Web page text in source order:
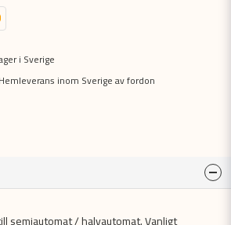
i Sverige
inom Sverige av fordon